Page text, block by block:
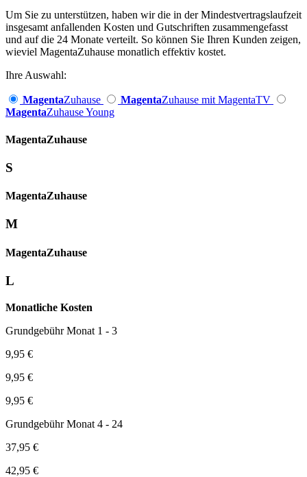
Um Sie zu unterstützen, haben wir die in der Mindestvertragslaufzeit
insgesamt anfallenden Kosten und Gutschriften zusammengefasst
und auf die 24 Monate verteilt. So können Sie Ihren Kunden zeigen,
wieviel MagentaZuhause monatlich effektiv kostet.
Ihre Auswahl:
MagentaZuhause MagentaZuhause mit MagentaTV
MagentaZuhause Young
Magenta­Zuhause
S
Magenta­Zuhause
M
Magenta­Zuhause
L
Monatliche Kosten
Grundgebühr Monat 1 - 3
9,95 €
9,95 €
9,95 €
Grundgebühr Monat 4 - 24
37,95 €
42,95 €